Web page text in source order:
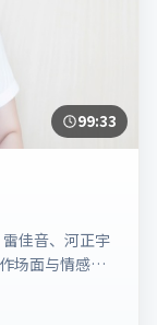
99:33
佳音、河正宇
场面与情感戏
参考，上映日